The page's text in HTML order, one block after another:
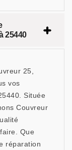
25440
25,
vos
Située
Couvreur
Que
réparation